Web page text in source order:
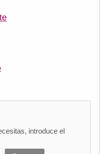
introduce el